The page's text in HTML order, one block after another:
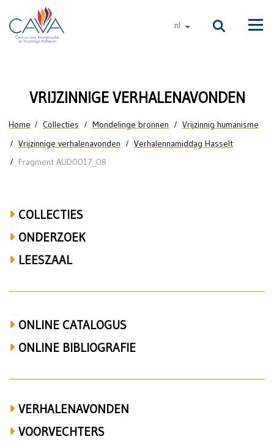
Naar de inhoud
nl andere talen
Lut
Machiels
over
Hasselt,
leerkracht,
misviering,
abortus,
VRIJZINNIGE VERHALENAVONDEN
U bent hier
Home Collecties Mondelinge bronnen
Vrijzinnig humanisme
Vrijzinnige verhalenavonden
Verhalennamiddag Hasselt
Fragment AUD0017_08
COLLECTIES
ONDERZOEK
LEESZAAL
ONLINE CATALOGUS
ONLINE BIBLIOGRAFIE
VERHALENAVONDEN
VOORVECHTERS